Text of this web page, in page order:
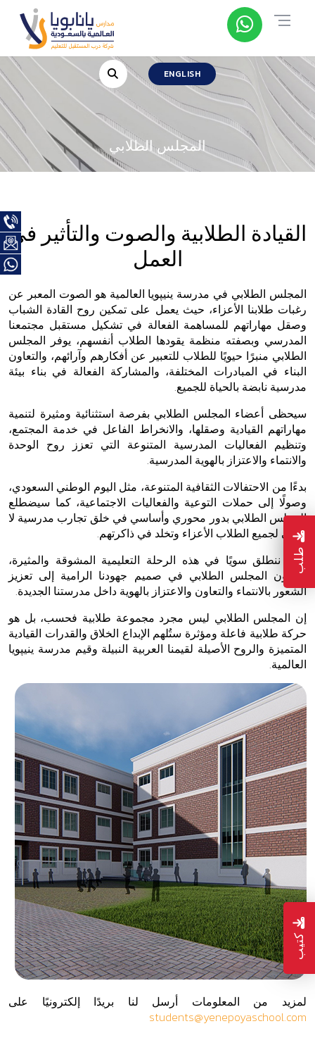
ENGLISH
المجلس الطلابي
القيادة الطلابية والصوت والتأثير في
العمل
المجلس الطلابي في مدرسة ينيپويا العالمية هو الصوت المعبر عن
رغبات طلابنا الأعزاء، حيث يعمل على تمكين روح القادة الشباب
وصقل مهاراتهم للمساهمة الفعالة في تشكيل مستقبل مجتمعنا
المدرسي وبصفته منظمة يقودها الطلاب أنفسهم، يوفر المجلس
الطلابي منبرًا حيويًا للطلاب للتعبير عن أفكارهم وآرائهم، والتعاون
البناء في المبادرات المختلفة، والمشاركة الفعالة في بناء بيئة
مدرسية نابضة بالحياة للجميع.
سيحظى أعضاء المجلس الطلابي بفرصة استثنائية ومثيرة لتنمية
مهاراتهم القيادية وصقلها، والانخراط الفاعل في خدمة المجتمع،
وتنظيم الفعاليات المدرسية المتنوعة التي تعزز روح الوحدة
والانتماء والاعتزاز بالهوية المدرسية.
بدءًا من الاحتفالات الثقافية المتنوعة، مثل اليوم الوطني السعودي،
وصولًا إلى حملات التوعية والفعاليات الاجتماعية، كما سيضطلع
المجلس الطلابي بدور محوري وأساسي في خلق تجارب مدرسية لا
تُنسى لجميع الطلاب الأعزاء وتخلد في ذاكرتهم.
بينما ننطلق سويًا في هذه الرحلة التعليمية المشوقة والمثيرة،
سيكون المجلس الطلابي في صميم جهودنا الرامية إلى تعزيز
الشعور بالانتماء والتعاون والاعتزاز بالهوية داخل مدرستنا الجديدة.
إن المجلس الطلابي ليس مجرد مجموعة طلابية فحسب، بل هو
حركة طلابية فاعلة ومؤثرة ستُلهم الإبداع الخلاق والقدرات القيادية
المتميزة والروح الأصيلة لقيمنا العربية النبيلة وقيم مدرسة ينيپويا
العالمية.
لمزيد من المعلومات أرسل لنا بريدًا إلكترونيًا على
students@yenepoyaschool.com
طلب
كتيب